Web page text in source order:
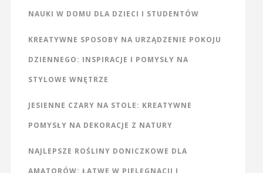
NAUKI W DOMU DLA DZIECI I STUDENTÓW
KREATYWNE SPOSOBY NA URZĄDZENIE POKOJU
DZIENNEGO: INSPIRACJE I POMYSŁY NA
STYLOWE WNĘTRZE
JESIENNE CZARY NA STOLE: KREATYWNE
POMYSŁY NA DEKORACJE Z NATURY
NAJLEPSZE ROŚLINY DONICZKOWE DLA
AMATORÓW: ŁATWE W PIELĘGNACJI I